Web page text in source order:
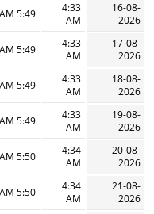
16-08-
2026
4:33
AM
5:49 AM
17-08-
2026
4:33
AM
5:49 AM
18-08-
2026
4:33
AM
5:49 AM
19-08-
2026
4:33
AM
5:49 AM
20-08-
2026
4:34
AM
5:50 AM
21-08-
2026
4:34
AM
5:50 AM